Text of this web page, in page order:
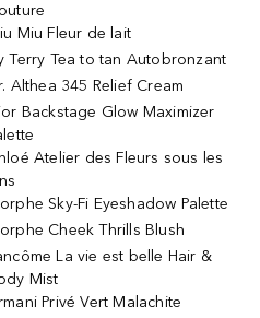
Miu Fleur de lait
Terry Tea to tan Autobronzant
Althea 345 Relief Cream
Backstage Glow Maximizer
Atelier des Fleurs sous les
Sky-Fi Eyeshadow Palette
Cheek Thrills Blush
La vie est belle Hair &
Mist
Privé Vert Malachite